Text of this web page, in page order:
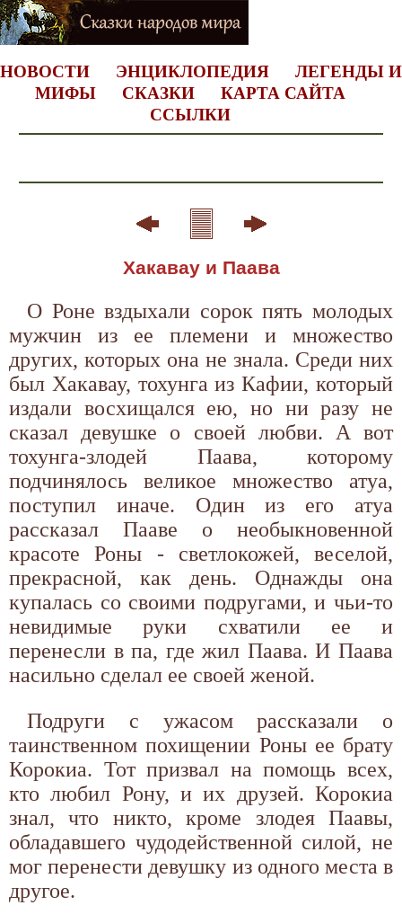
НОВОСТИ ЭНЦИКЛОПЕДИЯ
ЛЕГЕНДЫ И
МИФЫ
СКАЗКИ
КАРТА САЙТА
ССЫЛКИ
Хакавау и Паава
О Роне вздыхали сорок пять молодых
мужчин из ее племени и множество
других, которых она не знала. Среди них
был Хакавау, тохунга из Кафии, который
издали восхищался ею, но ни разу не
сказал девушке о своей любви. А вот
тохунга-злодей Паава, которому
подчинялось великое множество атуа,
поступил иначе. Один из его атуа
рассказал Пааве о необыкновенной
красоте Роны - светлокожей, веселой,
прекрасной, как день. Однажды она
купалась со своими подругами, и чьи-то
невидимые руки схватили ее и
перенесли в па, где жил Паава. И Паава
насильно сделал ее своей женой.
Подруги с ужасом рассказали о
таинственном похищении Роны ее брату
Корокиа. Тот призвал на помощь всех,
кто любил Рону, и их друзей. Корокиа
знал, что никто, кроме злодея Паавы,
обладавшего чудодейственной силой, не
мог перенести девушку из одного места в
другое.